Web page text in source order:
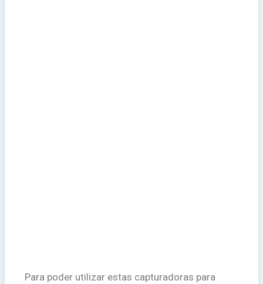
Para poder utilizar estas capturadoras para